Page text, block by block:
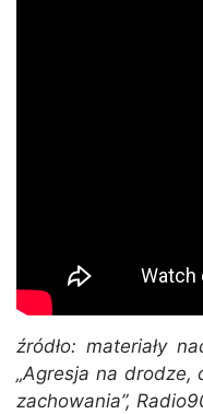
źródło: materiały
„Agresja na drodze,
zachowania”,